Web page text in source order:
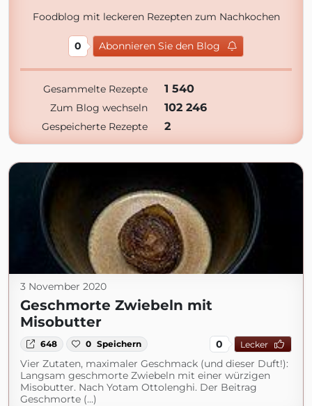
Foodblog mit leckeren Rezepten zum Nachkochen
0 Abonnieren Sie den Blog
Gesammelte Rezepte 1 540
Zum Blog wechseln 102 246
Gespeicherte Rezepte 2
3 November 2020
Geschmorte Zwiebeln mit
Misobutter
648 0 Speichern 0 Lecker
Vier Zutaten, maximaler Geschmack (und dieser Duft!):
Langsam geschmorte Zwiebeln mit einer würzigen
Misobutter. Nach Yotam Ottolenghi. Der Beitrag
Geschmorte (...)